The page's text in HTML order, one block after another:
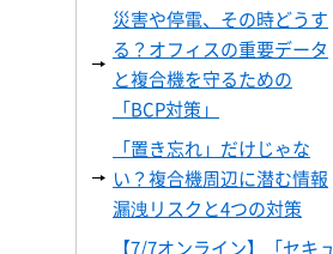
災害や停電、その時どうす
る？オフィスの重要データ
と複合機を守るための
「BCP対策」
「置き忘れ」だけじゃな
い？複合機周辺に潜む情報
漏洩リスクと4つの対策
【7/7オンライン】「セキュ